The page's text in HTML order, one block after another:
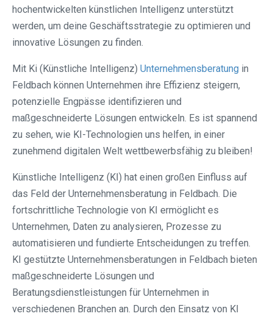
hochentwickelten künstlichen Intelligenz unterstützt
werden, um deine Geschäftsstrategie zu optimieren und
innovative Lösungen zu finden.
Mit Ki (Künstliche Intelligenz) Unternehmensberatung in
Feldbach können Unternehmen ihre Effizienz steigern,
potenzielle Engpässe identifizieren und
maßgeschneiderte Lösungen entwickeln. Es ist spannend
zu sehen, wie KI-Technologien uns helfen, in einer
zunehmend digitalen Welt wettbewerbsfähig zu bleiben!
Künstliche Intelligenz (KI) hat einen großen Einfluss auf
das Feld der Unternehmensberatung in Feldbach. Die
fortschrittliche Technologie von KI ermöglicht es
Unternehmen, Daten zu analysieren, Prozesse zu
automatisieren und fundierte Entscheidungen zu treffen.
KI gestützte Unternehmensberatungen in Feldbach bieten
maßgeschneiderte Lösungen und
Beratungsdienstleistungen für Unternehmen in
verschiedenen Branchen an. Durch den Einsatz von KI